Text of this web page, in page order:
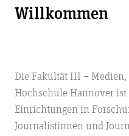
Willkommen
Die Fakultät III –
Hochschule Hannover
Einrichtungen in
Journalistinnen und